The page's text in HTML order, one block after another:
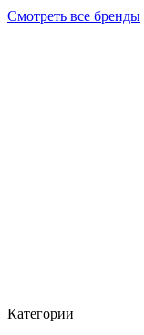
Смотреть все бренды
Категории